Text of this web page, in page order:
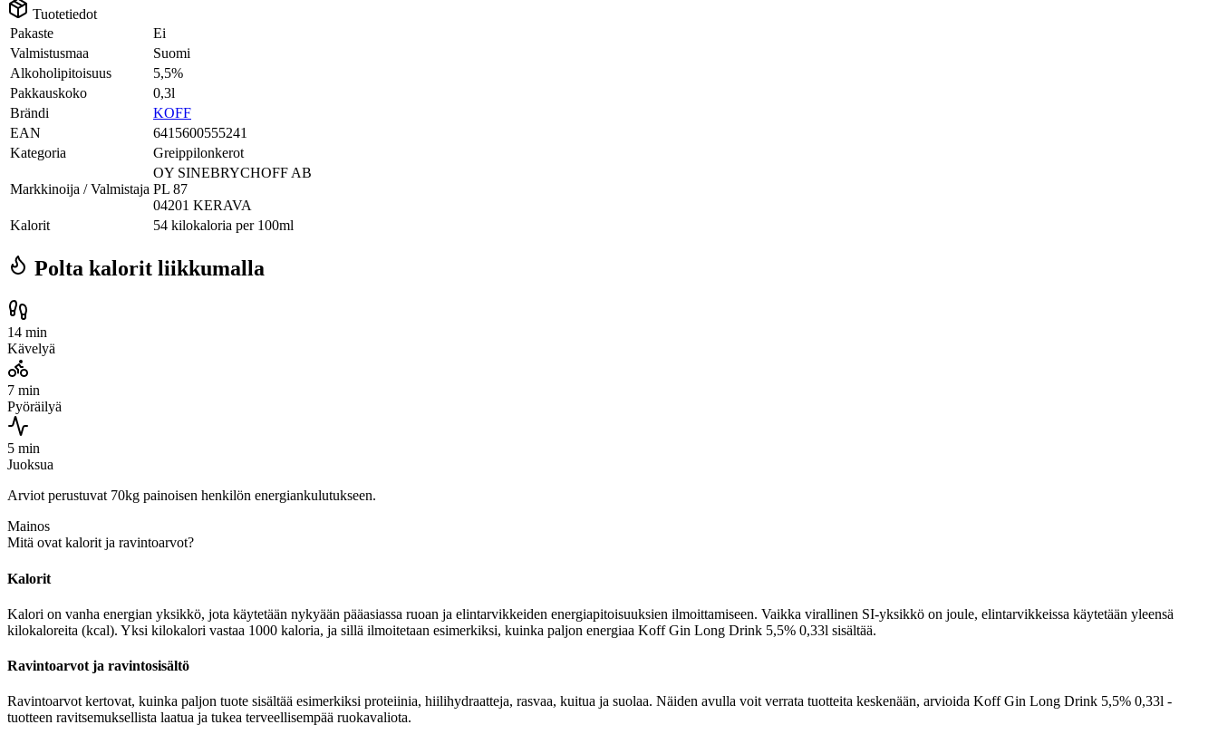
Tuotetiedot
Pakaste
Ei
Valmistusmaa
Suomi
Alkoholipitoisuus
5,5%
Pakkauskoko
0,3l
Brändi
KOFF
EAN
6415600555241
Kategoria
Greippilonkerot
Markkinoija / Valmistaja
OY SINEBRYCHOFF AB
PL 87
04201 KERAVA
Kalorit
54 kilokaloria per 100ml
Polta kalorit liikkumalla
14 min
Kävelyä
7 min
Pyöräilyä
5 min
Juoksua
Arviot perustuvat 70kg painoisen henkilön energiankulutukseen.
Mainos
Mitä ovat kalorit ja ravintoarvot?
Kalorit
Kalori on vanha energian yksikkö, jota käytetään nykyään pääasiassa ruoan ja elintarvikkeiden energiapitoisuuksien ilmoittamiseen. Vaikka virallinen SI-yksikkö on joule, elintarvikkeissa käytetään yleensä
kilokaloreita (kcal). Yksi kilokalori vastaa 1000 kaloria, ja sillä ilmoitetaan esimerkiksi, kuinka paljon energiaa Koff Gin Long Drink 5,5% 0,33l sisältää.
Ravintoarvot ja ravintosisältö
Ravintoarvot kertovat, kuinka paljon tuote sisältää esimerkiksi proteiinia, hiilihydraatteja, rasvaa, kuitua ja suolaa. Näiden avulla voit verrata tuotteita keskenään, arvioida Koff Gin Long Drink 5,5% 0,33l -
tuotteen ravitsemuksellista laatua ja tukea terveellisempää ruokavaliota.